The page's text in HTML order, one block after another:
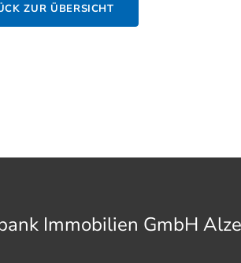
ZUR ÜBERSICHT
Immobilien GmbH